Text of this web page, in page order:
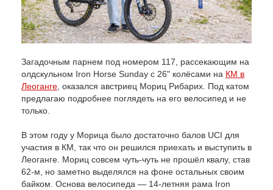
Загадочным парнем под номером 117, рассекающим на
олдскульном Iron Horse Sunday с 26" колёсами на КМ в
Леоганге , оказался австриец Мориц Рибарих. Под катом
предлагаю подробнее поглядеть на его велосипед и не
только.
В этом году у Морица было достаточно балов UCI для
участия в КМ, так что он решился приехать и выступить в
Леоганге. Мориц совсем чуть-чуть не прошёл квалу, став
62-м, но заметно выделялся на фоне остальных своим
байком. Основа велосипеда — 14-летняя рама Iron